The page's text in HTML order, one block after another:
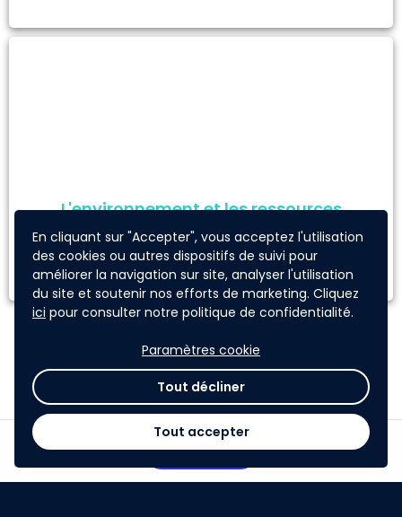
En cliquant sur "Accepter", vous acceptez l'utilisation
des cookies ou autres dispositifs de suivi pour
améliorer la navigation sur site, analyser l'utilisation
du site et soutenir nos efforts de marketing. Cliquez
ici pour consulter notre politique de confidentialité.
Paramètres cookie
Tout décliner
Tout accepter
L'environnement et les ressources
naturelles
En lien avec l'agriculture, telles que le sol et l'eau
Illustrations : © Adobe Stock
Postuler